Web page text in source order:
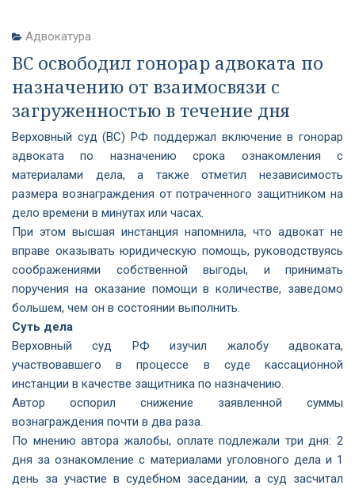
Адвокатура
ВС освободил гонорар адвоката по
назначению от взаимосвязи с
загруженностью в течение дня
Верховный суд (ВС) РФ поддержал включение в гонорар
адвоката по назначению срока ознакомления с
материалами дела, а также отметил независимость
размера вознаграждения от потраченного защитником на
дело времени в минутах или часах.
При этом высшая инстанция напомнила, что адвокат не
вправе оказывать юридическую помощь, руководствуясь
соображениями собственной выгоды, и принимать
поручения на оказание помощи в количестве, заведомо
большем, чем он в состоянии выполнить.
Суть дела
Верховный суд РФ изучил жалобу адвоката,
участвовавшего в процессе в суде кассационной
инстанции в качестве защитника по назначению.
Автор оспорил снижение заявленной суммы
вознаграждения почти в два раза.
По мнению автора жалобы, оплате подлежали три дня: 2
дня за ознакомление с материалами уголовного дела и 1
день за участие в судебном заседании, а суд засчитал